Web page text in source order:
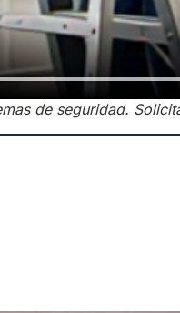
de seguridad.